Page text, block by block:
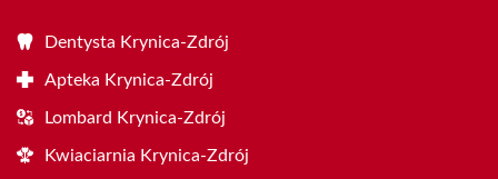
Dentysta Krynica-Zdrój
Apteka Krynica-Zdrój
Lombard Krynica-Zdrój
Kwiaciarnia Krynica-Zdrój